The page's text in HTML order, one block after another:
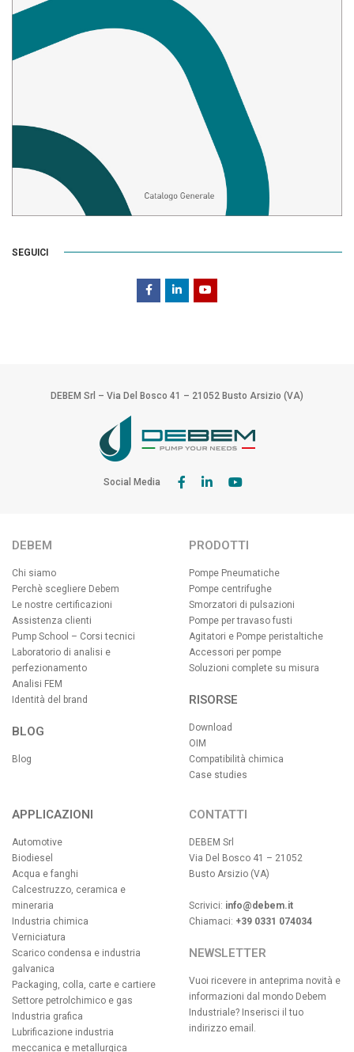
SEGUICI
DEBEM Srl – Via Del Bosco 41 – 21052 Busto Arsizio (VA)
Social Media
DEBEM
Chi siamo
Perchè scegliere Debem
Le nostre certificazioni
Assistenza clienti
Pump School – Corsi tecnici
Laboratorio di analisi e
perfezionamento
Analisi FEM
Identità del brand
BLOG
Blog
PRODOTTI
Pompe Pneumatiche
Pompe centrifughe
Smorzatori di pulsazioni
Pompe per travaso fusti
Agitatori e Pompe peristaltiche
Accessori per pompe
Soluzioni complete su misura
RISORSE
Download
OIM
Compatibilità chimica
Case studies
APPLICAZIONI
Automotive
Biodiesel
Acqua e fanghi
Calcestruzzo, ceramica e
mineraria
Industria chimica
Verniciatura
Scarico condensa e industria
galvanica
Packaging, colla, carte e cartiere
Settore petrolchimico e gas
Industria grafica
Lubrificazione industria
meccanica e metallurgica
CONTATTI
DEBEM Srl
Via Del Bosco 41 – 21052
Busto Arsizio (VA)
Scrivici: info@debem.it
Chiamaci: +39 0331 074034
NEWSLETTER
Vuoi ricevere in anteprima novità e
informazioni dal mondo Debem
Industriale? Inserisci il tuo
indirizzo email.